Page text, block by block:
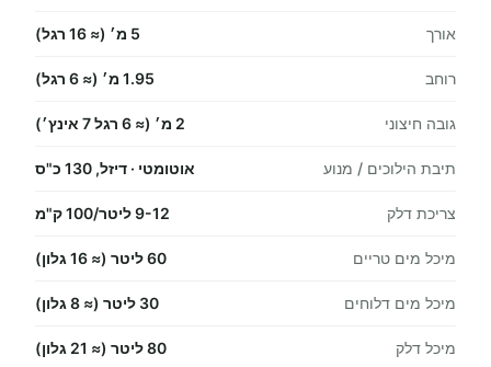
אורך 5 מ׳ (≈ 16 רגל)
רוחב 1.95 מ׳ (≈ 6 רגל)
גובה חיצוני 2 מ׳ (≈ 6 רגל 7 אינץ׳)
תיבת הילוכים / מנוע אוטומטי · דיזל, 130 כ"ס
צריכת דלק 9-12 ליטר/100 ק"מ
מיכל מים טריים 60 ליטר (≈ 16 גלון)
מיכל מים דלוחים 30 ליטר (≈ 8 גלון)
מיכל דלק 80 ליטר (≈ 21 גלון)